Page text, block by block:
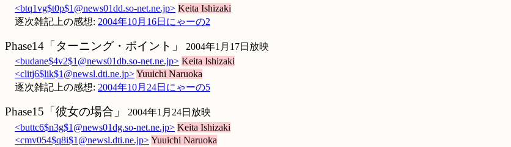
<btq1vg$t0p$1@news01dd.so-net.ne.jp> Keita Ishizaki
逐次雑記上の感想: 2004年10月16日にゃーの2
Phase14「ターニング・ポイント」
2004年1月17日放映
<budane$4v2$1@news01db.so-net.ne.jp> Keita Ishizaki
<clitj6$lik$1@newsl.dti.ne.jp>Yuuichi Naruoka
逐次雑記上の感想: 2004年10月24日にゃーの5
Phase15「彼女の場合」
2004年1月24日放映
<buttc6$n3g$1@news01dg.so-net.ne.jp> Keita Ishizaki
<cmv054$q8i$1@newsl.dti.ne.jp>Yuuichi Naruoka